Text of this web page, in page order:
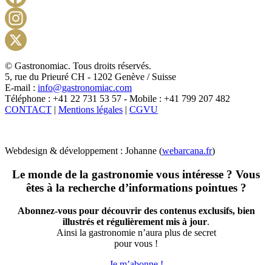
X
© Gastronomiac. Tous droits réservés.
5, rue du Prieuré CH - 1202 Genève / Suisse
E-mail : info@gastronomiac.com
Téléphone : +41 22 731 53 57 - Mobile : +41 799 207 482
CONTACT | Mentions légales | CGVU
Webdesign & développement : Johanne (webarcana.fr)
Le monde de la gastronomie vous intéresse ? Vous
êtes à la recherche d’informations pointues ?
Abonnez-vous pour découvrir des contenus exclusifs, bien
illustrés et régulièrement mis à jour.
Ainsi la gastronomie n’aura plus de secret
pour vous !